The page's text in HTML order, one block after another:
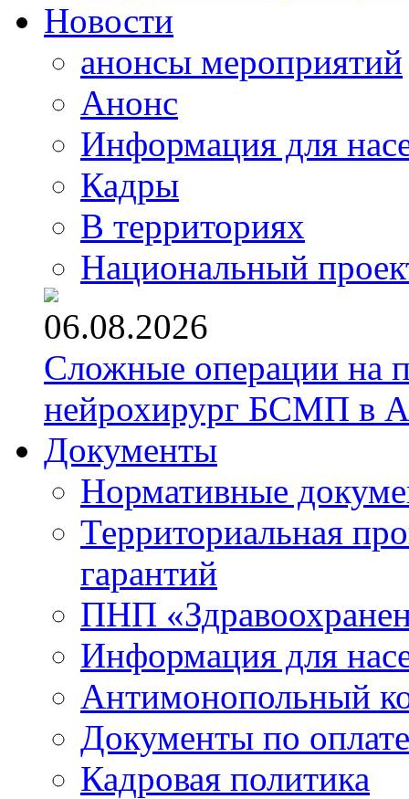
Новости
анонсы мероприятий
Анонс
Информация для
Кадры
В территориях
Национальный
06.08.2026
Сложные операции на
нейрохирург БСМП в
Документы
Нормативные
Территориальная
гарантий
ПНП
Информация для
Антимонопольный
Документы по
Кадровая политика